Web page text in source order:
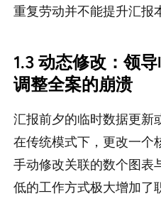
重复劳动并不能提升汇报
1.3 动态修改：领
调整全案的崩溃
汇报前夕的临时数据更新
在传统模式下，更改一个
手动修改关联的数个图表
低的工作方式极大增加了